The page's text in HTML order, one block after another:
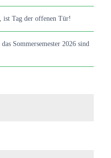
ist Tag der offenen Tür!
Sommersemester 2026 sind